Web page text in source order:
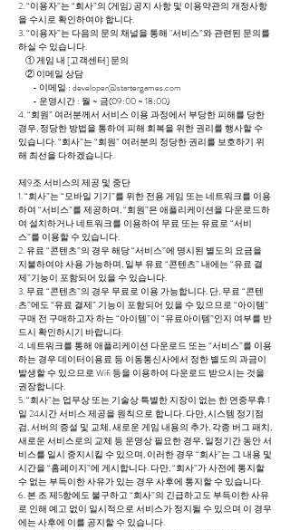
2. “이용자”는 “회사”의 (게임) 공지 사항 및 이용약관의 개정사항
을 수시로 확인하여야 합니다.
3. “이용자”는 다음의 문의 채널을 통해 "서비스”와 관련된 문의를
하실 수 있습니다.
① 게임 내 [고객센터] 문의
② 이메일 상담
- 이메일 : developer@startergames.com
- 운영시간 : 월 ~ 금(09:00 ~ 18:00)
4. “회원” 여러분께서 서비스 이용 과정에서 부당한 피해를 당한
경우, 정당한 방법을 통하여 피해 회복을 위한 권리를 행사할 수
있습니다. “회사”는 “회원” 여러분의 정당한 권리를 보호하기 위
해 최선을 다하겠습니다.
제9조 서비스의 제공 및 중단
1. “회사”는 “모바일 기기”를 위한 전용 게임 또는 네트워크를 이용
하여 “서비스”를 제공하며, “회원”은 애플리케이션을 다운로드하
여 설치하거나 네트워크를 이용하여 무료 또는 유료로 “서비
스”를 이용할 수 있습니다.
2. 유료 “콘텐츠”의 경우 해당 “서비스”에 명시된 별도의 요금을
지불하여야 사용 가능하며, 일부 유료 “콘텐츠” 내에는 “유료 결
제”기능이 포함되어 있을 수 있습니다.
3. 무료 “콘텐츠”의 경우 무료로 이용 가능합니다. 단, 무료 “콘텐
츠”에도 “유료 결제” 기능이 포함되어 있을 수 있으므로 “아이템”
구매 전 구매하고자 하는 “아이템”이 “유료아이템”인지 여부를 반
드시 확인하시기 바랍니다.
4. 네트워크를 통해 애플리케이션 다운로드 또는 “서비스”를 이용
하는 경우 데이터이용료 등 이동통신사에서 정한 별도의 과금이
발생할 수 있으므로 Wifi 등을 이용하여 다운로드 받으시는 것을
권장합니다.
5. “회사”는 업무상 또는 기술상 특별한 지장이 없는 한 연중무휴 1
일 24시간 서비스 제공을 원칙으로 합니다. 다만, 시스템 정기점
검, 서버의 증설 및 교체, 새로운 게임 내용의 추가, 각종 버그 패치,
새로운 서비스로의 교체 등 운영상 필요한 경우, 일정기간 동안 서
비스를 일시 중지시킬 수 있으며, 이러한 경우 “회사”는 그 내용 및
시간을 “홈페이지”에 게시합니다. 다만, “회사”가 사전에 통지할
수 없는 부득이한 사유가 있는 경우 사후에 통지할 수 있습니다.
6. 본 조 제5항에도 불구하고 “회사”의 긴급하고도 부득이한 사유
로 인해 예고 없이 일시적으로 서비스가 정지될 수 있으며 이 경우
에는 사후에 이를 공지할 수 있습니다.